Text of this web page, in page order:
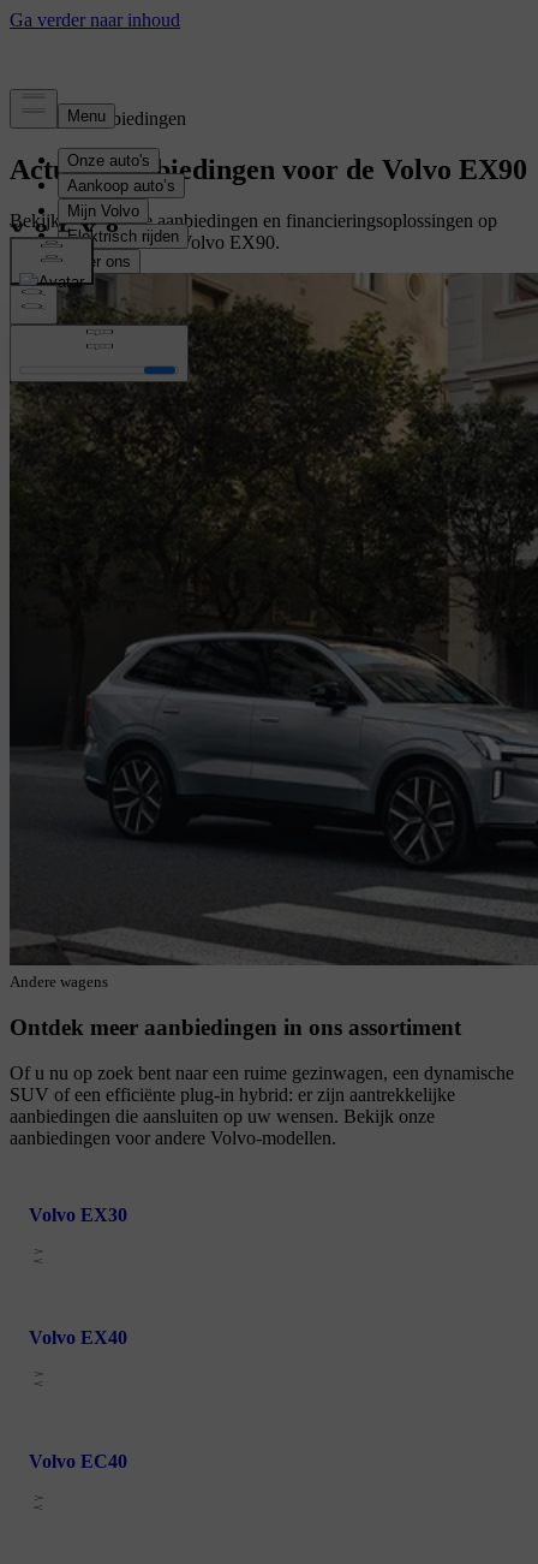
Tijdelijke aanbiedingen
Actuele aanbiedingen voor de Volvo EX90
Bekijk de tijdelijke aanbiedingen en financieringsoplossingen op
maat voor uw nieuwe Volvo EX90.
Andere wagens
Ontdek meer aanbiedingen in ons assortiment
Of u nu op zoek bent naar een ruime gezinwagen, een dynamische
SUV of een efficiënte plug-in hybrid: er zijn aantrekkelijke
aanbiedingen die aansluiten op uw wensen. Bekijk onze
aanbiedingen voor andere Volvo-modellen.
Volvo EX30
Volvo EX40
Volvo EC40